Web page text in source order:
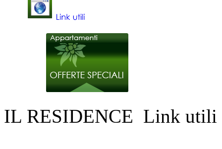
IL RESIDENCE Link utili